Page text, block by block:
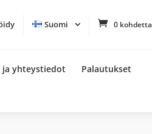
Suomi 0 kohdetta
ja yhteystiedot Palautukset